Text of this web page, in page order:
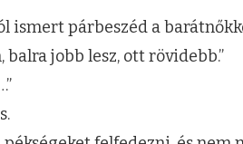
ismert párbeszéd a
balra jobb lesz, ott rövidebb.”